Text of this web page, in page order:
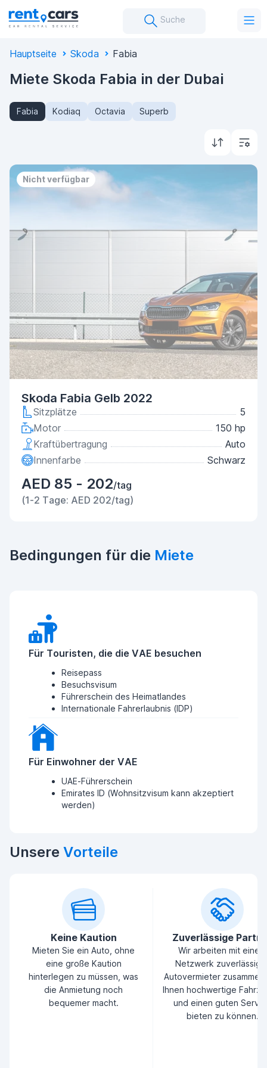
Suche
Hauptseite Skoda Fabia
Miete Skoda Fabia in der Dubai
Fabia Kodiaq Octavia Superb
Nicht verfügbar
Skoda Fabia Gelb 2022
Sitzplätze
5
Motor
150 hp
Kraftübertragung
Auto
Innenfarbe
Schwarz
AED 85 - 202/tag
(1-2 Tage: AED 202/tag)
Bedingungen für die Miete
Für Touristen, die die VAE besuchen
Reisepass
Besuchsvisum
Führerschein des Heimatlandes
Internationale Fahrerlaubnis (IDP)
Für Einwohner der VAE
UAE-Führerschein
Emirates ID (Wohnsitzvisum kann akzeptiert
werden)
Unsere Vorteile
Keine Kaution
Mieten Sie ein Auto, ohne
eine große Kaution
hinterlegen zu müssen, was
die Anmietung noch
bequemer macht.
Zuverlässige
Wir arbeiten mit einem
Netzwerk
Autovermieter
Ihnen hochwertige
und einen guten
bieten zu können.